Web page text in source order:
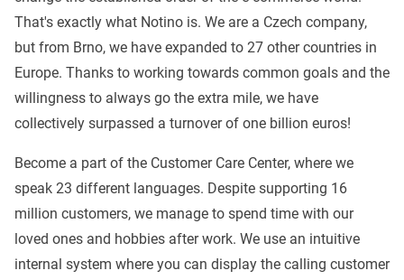
That's exactly what Notino is. We are a Czech company,
but from Brno, we have expanded to 27 other countries in
Europe. Thanks to working towards common goals and the
willingness to always go the extra mile, we have
collectively surpassed a turnover of one billion euros!
Become a part of the Customer Care Center, where we
speak 23 different languages. Despite supporting 16
million customers, we manage to spend time with our
loved ones and hobbies after work. We use an intuitive
internal system where you can display the calling customer